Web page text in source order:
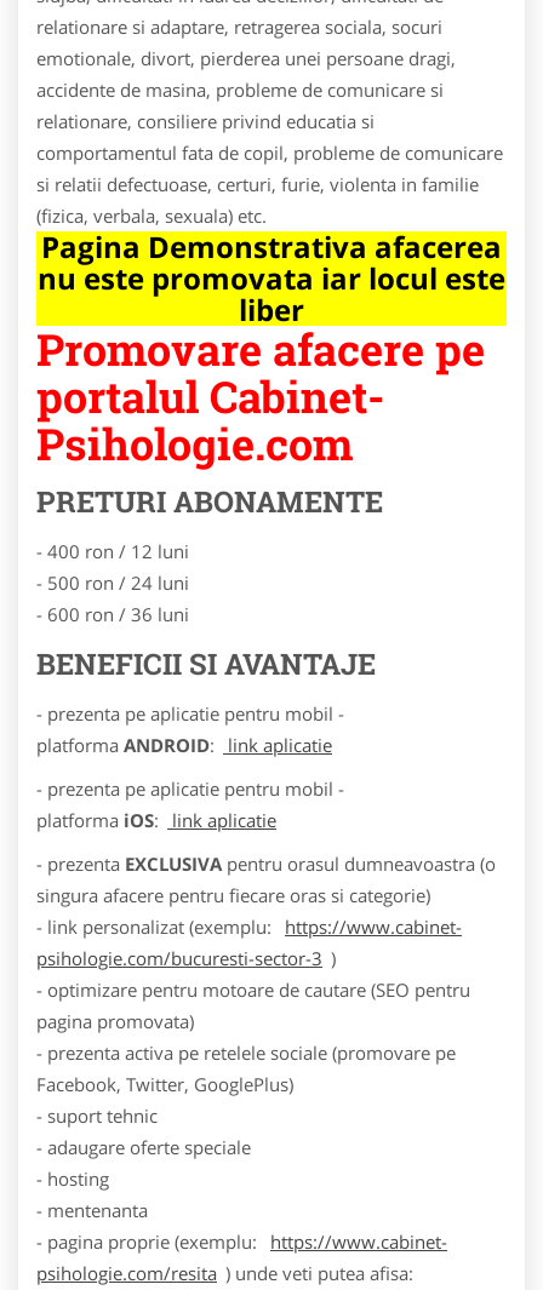
relationare si adaptare, retragerea sociala, socuri
emotionale, divort, pierderea unei persoane dragi,
accidente de masina, probleme de comunicare si
relationare, consiliere privind educatia si
comportamentul fata de copil, probleme de comunicare
si relatii defectuoase, certuri, furie, violenta in familie
(fizica, verbala, sexuala) etc.
Pagina Demonstrativa afacerea
nu este promovata iar locul este
liber
Promovare afacere pe
portalul Cabinet-
Psihologie.com
PRETURI ABONAMENTE
- 400 ron / 12 luni
- 500 ron / 24 luni
- 600 ron / 36 luni
BENEFICII SI AVANTAJE
- prezenta pe aplicatie pentru mobil -
platforma ANDROID:
link aplicatie
- prezenta pe aplicatie pentru mobil -
platforma iOS:
link aplicatie
- prezenta EXCLUSIVA pentru orasul dumneavoastra (o
singura afacere pentru fiecare oras si categorie)
- link personalizat (exemplu:
https://www.cabinet-
psihologie.com/bucuresti-sector-3 )
- optimizare pentru motoare de cautare (SEO pentru
pagina promovata)
- prezenta activa pe retelele sociale (promovare pe
Facebook, Twitter, GooglePlus)
- suport tehnic
- adaugare oferte speciale
- hosting
- mentenanta
- pagina proprie (exemplu:
https://www.cabinet-
psihologie.com/resita ) unde veti putea afisa: